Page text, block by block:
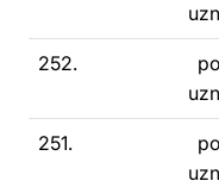
252.
251.